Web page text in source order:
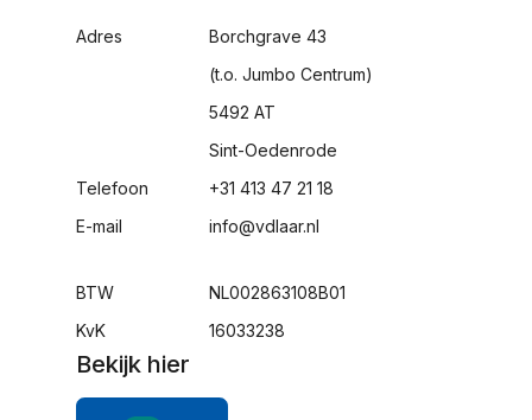
Adres
Telefoon
E-mail
BTW
KvK
Borchgrave 43
(t.o. Jumbo Centrum)
5492 AT
Sint-Oedenrode
+31 413 47 21 18
info@vdlaar.nl
NL002863108B01
16033238
Bekijk hier